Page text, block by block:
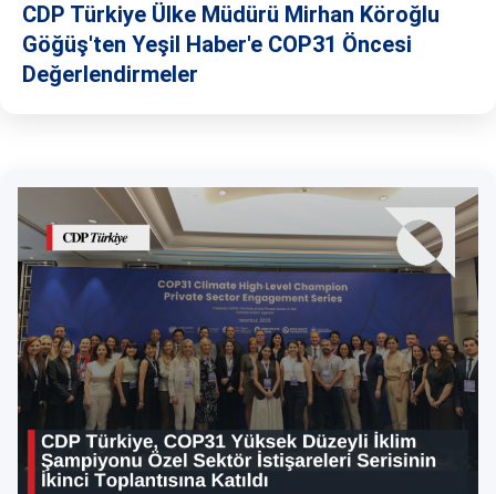
CDP Türkiye Ülke Müdürü Mirhan Köroğlu
Göğüş'ten Yeşil Haber'e COP31 Öncesi
Değerlendirmeler